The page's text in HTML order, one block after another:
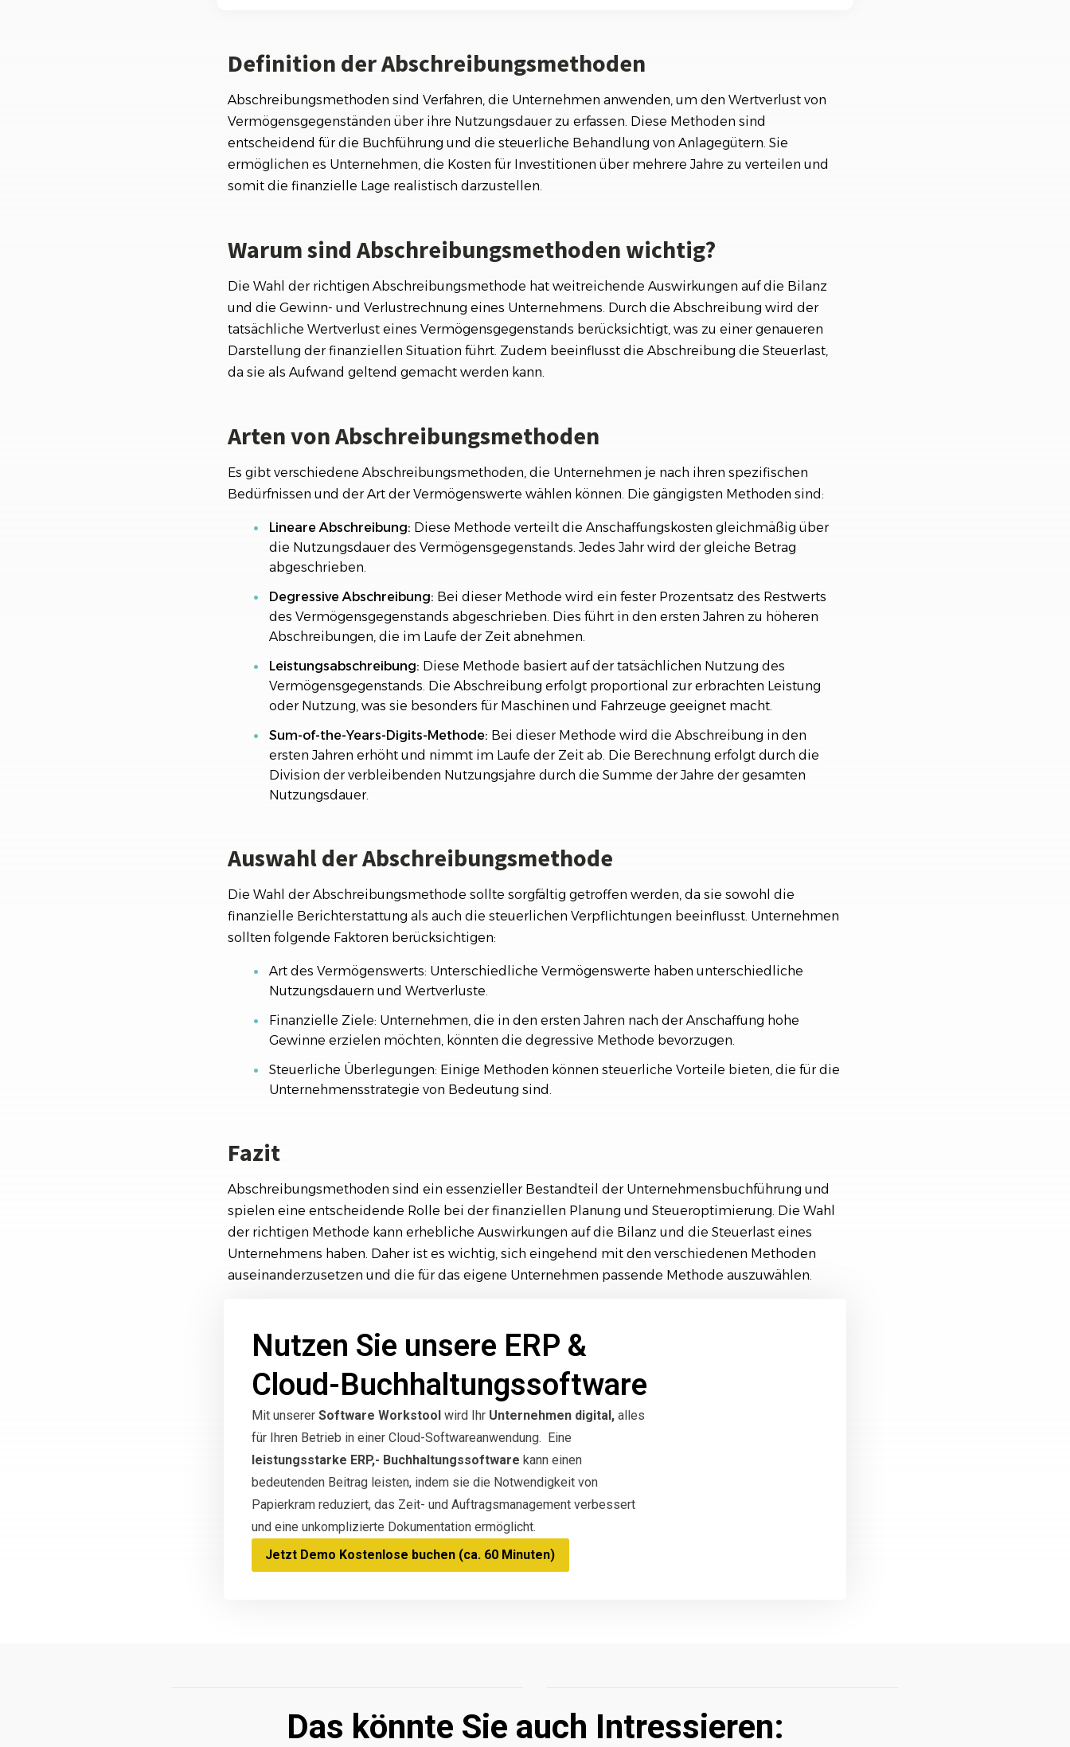
Arten von Abschreibungsmethoden
Auswahl der Abschreibungsmethode
Fazit
Definition der Abschreibungsmethoden
Abschreibungsmethoden sind Verfahren, die Unternehmen anwenden, um den Wertverlust von
Vermögensgegenständen über ihre Nutzungsdauer zu erfassen. Diese Methoden sind
entscheidend für die Buchführung und die steuerliche Behandlung von Anlagegütern. Sie
ermöglichen es Unternehmen, die Kosten für Investitionen über mehrere Jahre zu verteilen und
somit die finanzielle Lage realistisch darzustellen.
Warum sind Abschreibungsmethoden wichtig?
Die Wahl der richtigen Abschreibungsmethode hat weitreichende Auswirkungen auf die Bilanz
und die Gewinn- und Verlustrechnung eines Unternehmens. Durch die Abschreibung wird der
tatsächliche Wertverlust eines Vermögensgegenstands berücksichtigt, was zu einer genaueren
Darstellung der finanziellen Situation führt. Zudem beeinflusst die Abschreibung die Steuerlast,
da sie als Aufwand geltend gemacht werden kann.
Arten von Abschreibungsmethoden
Es gibt verschiedene Abschreibungsmethoden, die Unternehmen je nach ihren spezifischen
Bedürfnissen und der Art der Vermögenswerte wählen können. Die gängigsten Methoden sind:
Lineare Abschreibung: Diese Methode verteilt die Anschaffungskosten gleichmäßig über
die Nutzungsdauer des Vermögensgegenstands. Jedes Jahr wird der gleiche Betrag
abgeschrieben.
Degressive Abschreibung: Bei dieser Methode wird ein fester Prozentsatz des Restwerts
des Vermögensgegenstands abgeschrieben. Dies führt in den ersten Jahren zu höheren
Abschreibungen, die im Laufe der Zeit abnehmen.
Leistungsabschreibung: Diese Methode basiert auf der tatsächlichen Nutzung des
Vermögensgegenstands. Die Abschreibung erfolgt proportional zur erbrachten Leistung
oder Nutzung, was sie besonders für Maschinen und Fahrzeuge geeignet macht.
Sum-of-the-Years-Digits-Methode: Bei dieser Methode wird die Abschreibung in den
ersten Jahren erhöht und nimmt im Laufe der Zeit ab. Die Berechnung erfolgt durch die
Division der verbleibenden Nutzungsjahre durch die Summe der Jahre der gesamten
Nutzungsdauer.
Auswahl der Abschreibungsmethode
Die Wahl der Abschreibungsmethode sollte sorgfältig getroffen werden, da sie sowohl die
finanzielle Berichterstattung als auch die steuerlichen Verpflichtungen beeinflusst. Unternehmen
sollten folgende Faktoren berücksichtigen:
Art des Vermögenswerts: Unterschiedliche Vermögenswerte haben unterschiedliche
Nutzungsdauern und Wertverluste.
Finanzielle Ziele: Unternehmen, die in den ersten Jahren nach der Anschaffung hohe
Gewinne erzielen möchten, könnten die degressive Methode bevorzugen.
Steuerliche Überlegungen: Einige Methoden können steuerliche Vorteile bieten, die für die
Unternehmensstrategie von Bedeutung sind.
Fazit
Abschreibungsmethoden sind ein essenzieller Bestandteil der Unternehmensbuchführung und
spielen eine entscheidende Rolle bei der finanziellen Planung und Steueroptimierung. Die Wahl
der richtigen Methode kann erhebliche Auswirkungen auf die Bilanz und die Steuerlast eines
Unternehmens haben. Daher ist es wichtig, sich eingehend mit den verschiedenen Methoden
auseinanderzusetzen und die für das eigene Unternehmen passende Methode auszuwählen.
Nutzen Sie unsere ERP &
Cloud-Buchhaltungssoftware
Mit unserer Software Workstool wird Ihr Unternehmen digital,alles
für Ihren Betrieb in einer Cloud-Softwareanwendung. Eine
leistungsstarke ERP,- Buchhaltungssoftware kann einen
bedeutenden Beitrag leisten, indem sie die Notwendigkeit von
Papierkram reduziert, das Zeit- und Auftragsmanagement verbessert
und eine unkomplizierte Dokumentation ermöglicht.
Jetzt Demo Kostenlose buchen (ca. 60 Minuten)
Das könnte Sie auch Intressieren: